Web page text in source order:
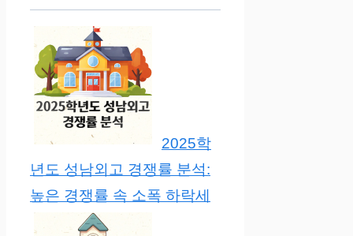
2025학
년도 성남외고 경쟁률 분석:
높은 경쟁률 속 소폭 하락세